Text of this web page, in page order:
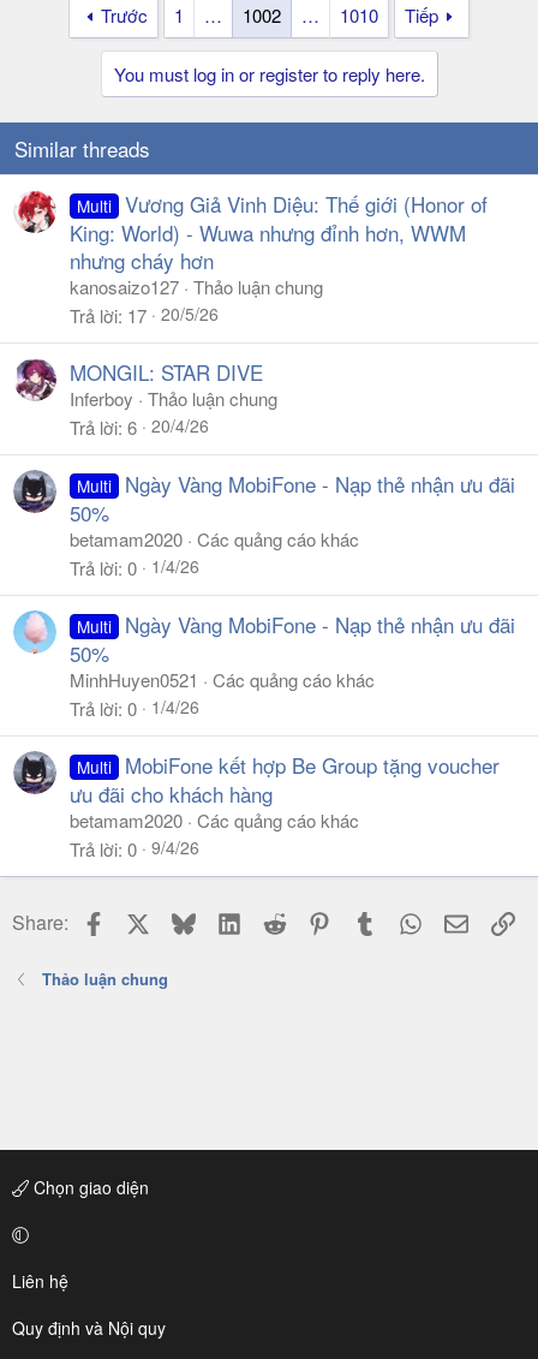
s
:
Trước 1 … 1002 … 1010 Tiếp
You must log in or register to reply here.
Similar threads
Multi Vương Giả Vinh Diệu: Thế giới (Honor of
King: World) - Wuwa nhưng đỉnh hơn, WWM
nhưng cháy hơn
kanosaizo127 Thảo luận chung
Trả lời 17 20/5/26
MONGIL: STAR DIVE
Inferboy
Thảo luận chung
Trả lời 6 20/4/26
Multi
Ngày Vàng MobiFone - Nạp thẻ nhận ưu đãi
50%
betamam2020 Các quảng cáo khác
Trả lời 0 1/4/26
Multi
Ngày Vàng MobiFone - Nạp thẻ nhận ưu đãi
50%
MinhHuyen0521
Các quảng cáo khác
Trả lời 0 1/4/26
Multi
MobiFone kết hợp Be Group tặng voucher
ưu đãi cho khách hàng
betamam2020 Các quảng cáo khác
Trả lời 0 9/4/26
Share: Facebook BlueskyLinkedIn
Reddit PinterestTumblr WhatsApp
Email
Thảo luận chung
Chọn giao diện
Liên hệ
Quy định và Nội quy